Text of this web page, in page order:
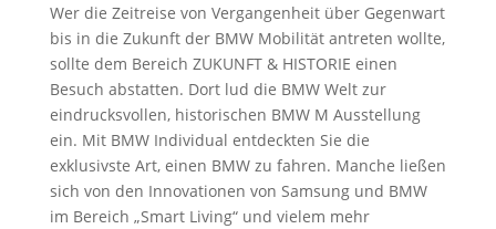
Wer die Zeitreise von Vergangenheit über Gegenwart
bis in die Zukunft der BMW Mobilität antreten wollte,
sollte dem Bereich ZUKUNFT & HISTORIE einen
Besuch abstatten. Dort lud die BMW Welt zur
eindrucksvollen, historischen BMW M Ausstellung
ein. Mit BMW Individual entdeckten Sie die
exklusivste Art, einen BMW zu fahren. Manche ließen
sich von den Innovationen von Samsung und BMW
im Bereich „Smart Living“ und vielem mehr